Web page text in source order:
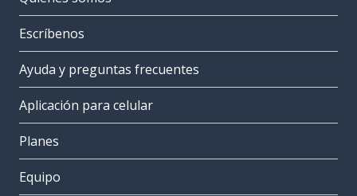
Escríbenos
Ayuda y preguntas frecuentes
Aplicación para celular
Planes
Equipo